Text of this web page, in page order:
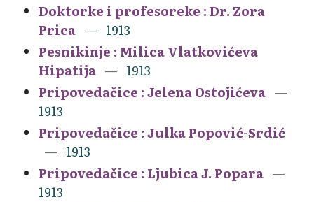
Doktorke i profesoreke : Dr. Zora
Prica
1913
Pesnikinje : Milica Vlatkovićeva
Hipatija
1913
Pripovedačice : Jelena Ostojićeva
1913
Pripovedačice : Julka Popović-Srdić
1913
Pripovedačice : Ljubica J. Popara
1913